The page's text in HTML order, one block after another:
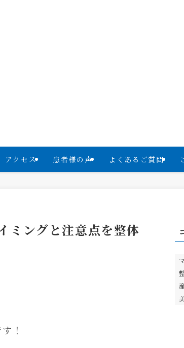
アクセス 患者様の声 よくあるご質問
ミングと注意点を整体
！